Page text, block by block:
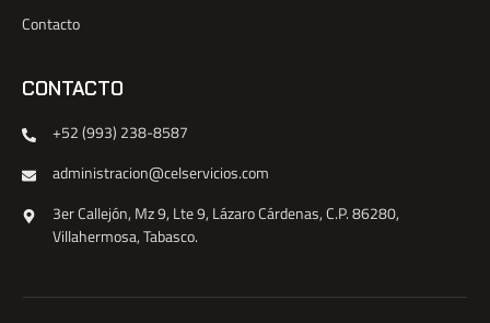
Contacto
CONTACTO
+52 (993) 238-8587
administracion@celservicios.com
3er Callejón, Mz 9, Lte 9, Lázaro Cárdenas, C.P. 86280,
Villahermosa, Tabasco.